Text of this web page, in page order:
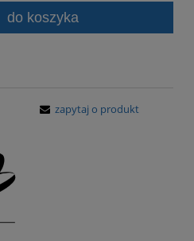
do koszyka
zapytaj o produkt